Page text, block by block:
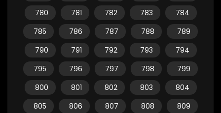
780
781 782 783
784
785
786 787 788
789
790
791 792 793
794
795
796 797 798
799
800
801 802 803
804
805
806 807 808
809